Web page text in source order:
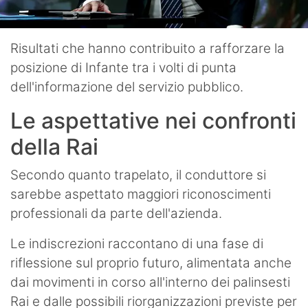
Risultati che hanno contribuito a rafforzare la
posizione di Infante tra i volti di punta
dell'informazione del servizio pubblico.
Le aspettative nei confronti
della Rai
Secondo quanto trapelato, il conduttore si
sarebbe aspettato maggiori riconoscimenti
professionali da parte dell'azienda.
Le indiscrezioni raccontano di una fase di
riflessione sul proprio futuro, alimentata anche
dai movimenti in corso all'interno dei palinsesti
Rai e dalle possibili riorganizzazioni previste per